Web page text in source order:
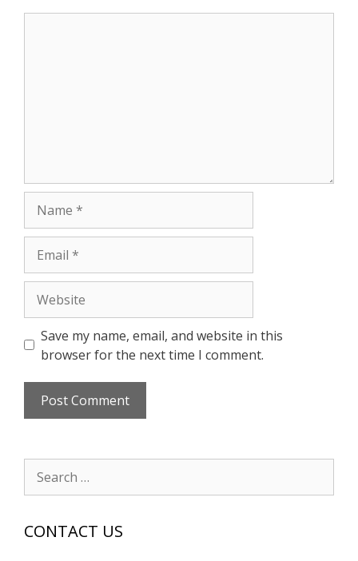
Save my name, email, and website in this
browser for the next time I comment.
Search
for:
CONTACT US